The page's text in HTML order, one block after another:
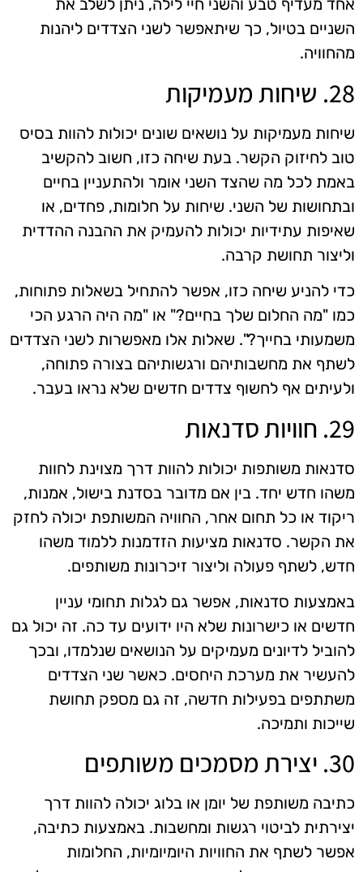
אחד מעדיף טבע והשני חיי לילה, ניתן לשלב את
השניים בטיול, כך שיתאפשר לשני הצדדים ליהנות
מהחוויה.
28. שיחות מעמיקות
שיחות מעמיקות על נושאים שונים יכולות להוות בסיס
טוב לחיזוק הקשר. בעת שיחה כזו, חשוב להקשיב
באמת לכל מה שהצד השני אומר ולהתעניין בחיים
ובתחושות של השני. שיחות על חלומות, פחדים, או
שאיפות עתידיות יכולות להעמיק את ההבנה ההדדית
וליצור תחושת קרבה.
כדי להניע שיחה כזו, אפשר להתחיל בשאלות פתוחות,
כמו "מה החלום שלך בחיים?" או "מה היה הרגע הכי
משמעותי בחייך?". שאלות אלו מאפשרות לשני הצדדים
לשתף את מחשבותיהם ורגשותיהם בצורה פתוחה,
ולעיתים אף לחשוף צדדים חדשים שלא נראו בעבר.
29. חוויות סדנאות
סדנאות משותפות יכולות להוות דרך מצוינת לחוות
משהו חדש יחד. בין אם מדובר בסדנת בישול, אמנות,
ריקוד או כל תחום אחר, החוויה המשותפת יכולה לחזק
את הקשר. סדנאות מציעות הזדמנות ללמוד משהו
חדש, לשתף פעולה וליצור זיכרונות משותפים.
באמצעות סדנאות, אפשר גם לגלות תחומי עניין
חדשים או כישרונות שלא היו ידועים עד כה. זה יכול גם
להוביל לדיונים מעמיקים על הנושאים שנלמדו, ובכך
להעשיר את מערכת היחסים. כאשר שני הצדדים
משתתפים בפעילות חדשה, זה גם מספק תחושת
שייכות ותמיכה.
30. יצירת מסמכים משותפים
כתיבה משותפת של יומן או בלוג יכולה להוות דרך
יצירתית לביטוי רגשות ומחשבות. באמצעות כתיבה,
אפשר לשתף את החוויות היומיומיות, החלומות